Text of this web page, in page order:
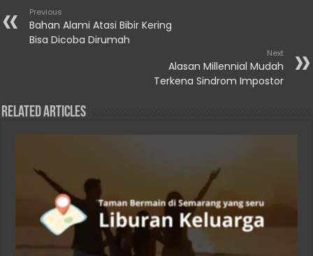
Previous
Bahan Alami Atasi Bibir Kering
Bisa Dicoba Dirumah
Next
Alasan Millennial Mudah
Terkena Sindrom Impostor
Related Articles